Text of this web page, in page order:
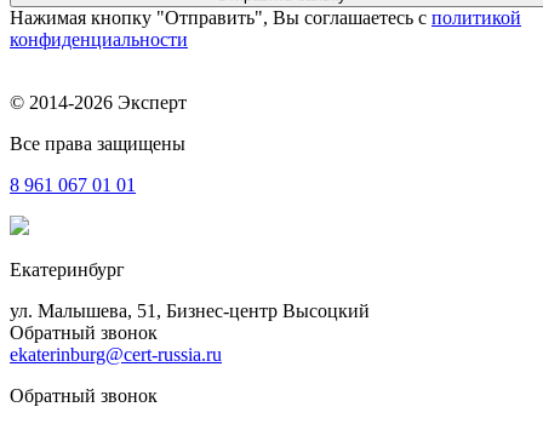
Нажимая кнопку "Отправить", Вы соглашаетесь с политикой
конфиденциальности
© 2014-2026 Эксперт
Все права защищены
8 961 067 01 01
Екатеринбург
ул. Малышева, 51, Бизнес-центр Высоцкий
Обратный звонок
ekaterinburg@cert-russia.ru
Обратный звонок